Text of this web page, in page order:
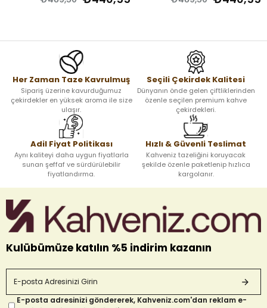
Her Zaman Taze Kavrulmuş
Sipariş üzerine kavurduğumuz
çekirdekler en yüksek aroma ile size
ulaşır.
Seçili Çekirdek Kalitesi
Dünyanın önde gelen çiftliklerinden
özenle seçilen premium kahve
çekirdekleri.
Adil Fiyat Politikası
Aynı kaliteyi daha uygun fiyatlarla
sunan şeffaf ve sürdürülebilir
fiyatlandırma.
Hızlı & Güvenli Teslimat
Kahveniz tazeliğini koruyacak
şekilde özenle paketlenip hızlıca
kargolanır.
Kulübümüze katılın %5 indirim kazanın
E-posta adresinizi göndererek, Kahveniz.com'dan reklam e-